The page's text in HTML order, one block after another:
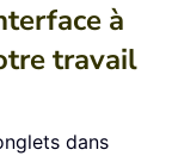
à
travail
dans